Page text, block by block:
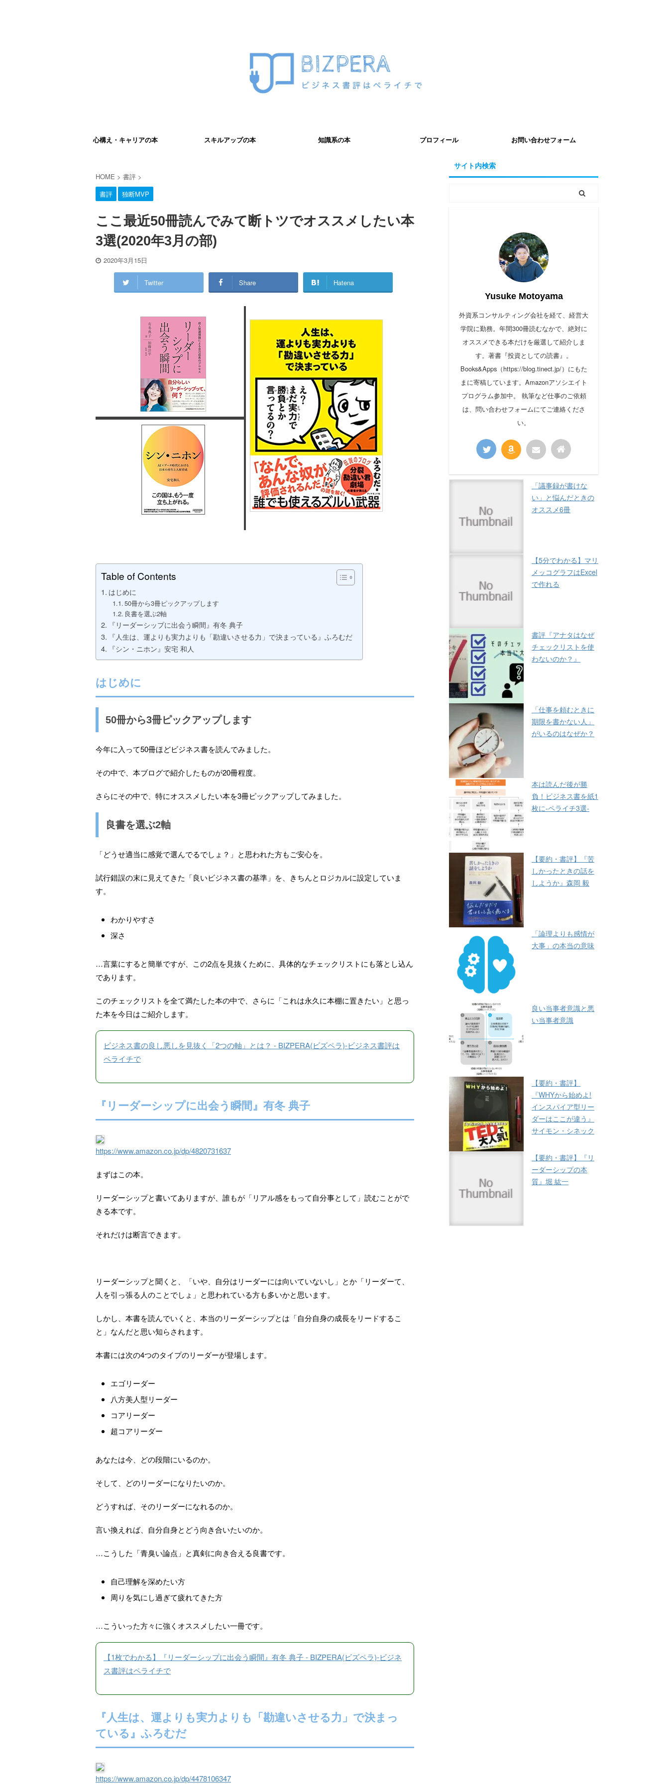
心構え・キャリアの本 スキルアップの本 知識系の本 プロフィール お問い合わせフォーム
HOME > 書評 >
書評
独断MVP
ここ最近50冊読んでみて断トツでオススメしたい本
3選(2020年3月の部)
2020年3月15日
Twitter Share Hatena
Table of Contents
はじめに
50冊から3冊ピックアップします
良書を選ぶ2軸
『リーダーシップに出会う瞬間』有冬 典子
『人生は、運よりも実力よりも「勘違いさせる力」で決まっている』ふろむだ
『シン・ニホン』安宅 和人
はじめに
50冊から3冊ピックアップします
今年に入って50冊ほどビジネス書を読んでみました。
その中で、本ブログで紹介したものが20冊程度。
さらにその中で、特にオススメしたい本を3冊ピックアップしてみました。
良書を選ぶ2軸
「どうせ適当に感覚で選んでるでしょ？」と思われた方もご安心を。
試行錯誤の末に見えてきた「良いビジネス書の基準」を、きちんとロジカルに設定していま
す。
わかりやすさ
深さ
…言葉にすると簡単ですが、この2点を見抜くために、具体的なチェックリストにも落とし込ん
であります。
このチェックリストを全て満たした本の中で、さらに「これは永久に本棚に置きたい」と思っ
た本を今日はご紹介します。
ビジネス書の良し悪しを見抜く「2つの軸」とは？ - BIZPERA(ビズペラ)-ビジネス書評は
ペライチで
『リーダーシップに出会う瞬間』有冬 典子
https://www.amazon.co.jp/dp/4820731637
まずはこの本。
リーダーシップと書いてありますが、誰もが「リアル感をもって自分事として」読むことがで
きる本です。
それだけは断言できます。
リーダーシップと聞くと、「いや、自分はリーダーには向いていないし」とか「リーダーて、
人を引っ張る人のことでしょ」と思われている方も多いかと思います。
しかし、本書を読んでいくと、本当のリーダーシップとは「自分自身の成長をリードするこ
と」なんだと思い知らされます。
本書には次の4つのタイプのリーダーが登場します。
エゴリーダー
八方美人型リーダー
コアリーダー
超コアリーダー
あなたは今、どの段階にいるのか。
そして、どのリーダーになりたいのか。
どうすれば、そのリーダーになれるのか。
言い換えれば、自分自身とどう向き合いたいのか。
…こうした「青臭い論点」と真剣に向き合える良書です。
自己理解を深めたい方
周りを気にし過ぎて疲れてきた方
…こういった方々に強くオススメしたい一冊です。
【1枚でわかる】『リーダーシップに出会う瞬間』有冬 典子 - BIZPERA(ビズペラ)-ビジネ
ス書評はペライチで
『人生は、運よりも実力よりも「勘違いさせる力」で決まっ
ている』ふろむだ
https://www.amazon.co.jp/dp/4478106347
サイト内検索
Yusuke Motoyama
外資系コンサルティング会社を経て、経営大
学院に勤務。年間300冊読むなかで、絶対に
オススメできる本だけを厳選して紹介しま
す。著書『投資としての読書』。
Books&Apps（https://blog.tinect.jp/）にもた
まに寄稿しています。Amazonアソシエイト
プログラム参加中。 執筆など仕事のご依頼
は、問い合わせフォームにてご連絡くださ
い。
「議事録が書けな
い」と悩んだときの
オススメ6冊
【5分でわかる】マリ
メッコグラフはExcel
で作れる
書評『アナタはなぜ
チェックリストを使
わないのか？』
「仕事を頼むときに
期限を書かない人」
がいるのはなぜか？
本は読んだ後が勝
負！ビジネス書を紙1
枚に-ペライチ3選-
【要約・書評】『苦
しかったときの話を
しようか』森岡 毅
「論理よりも感情が
大事」の本当の意味
良い当事者意識と悪
い当事者意識
【要約・書評】
『WHYから始めよ!
インスパイア型リー
ダーはここが違う』
サイモン・シネック
【要約・書評】『リ
ーダーシップの本
質』堀 紘一